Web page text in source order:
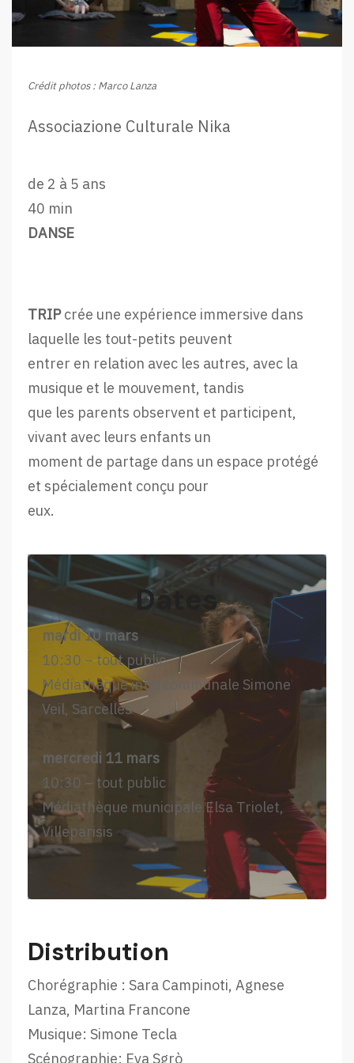
Crédit photos : Marco Lanza
Associazione Culturale Nika
de 2 à 5 ans
40 min
DANSE
TRIPcrée une expérience immersive dans
laquelle les tout-petits peuvent
entrer en relation avec les autres, avec la
musique et le mouvement, tandis
que les parents observent et participent,
vivant avec leurs enfants un
moment de partage dans un espace protégé
et spécialement conçu pour
eux.
Dates
mardi 10 mars
10:30 – tout public
Médiathèque intercommunale Simone
Veil, Sarcelles
mercredi 11 mars
10:30 – tout public
Médiathèque municipale Elsa Triolet,
Villeparisis
Distribution
Chorégraphie : Sara Campinoti, Agnese
Lanza, Martina Francone
Musique: Simone Tecla
Scénographie: Eva Sgrò